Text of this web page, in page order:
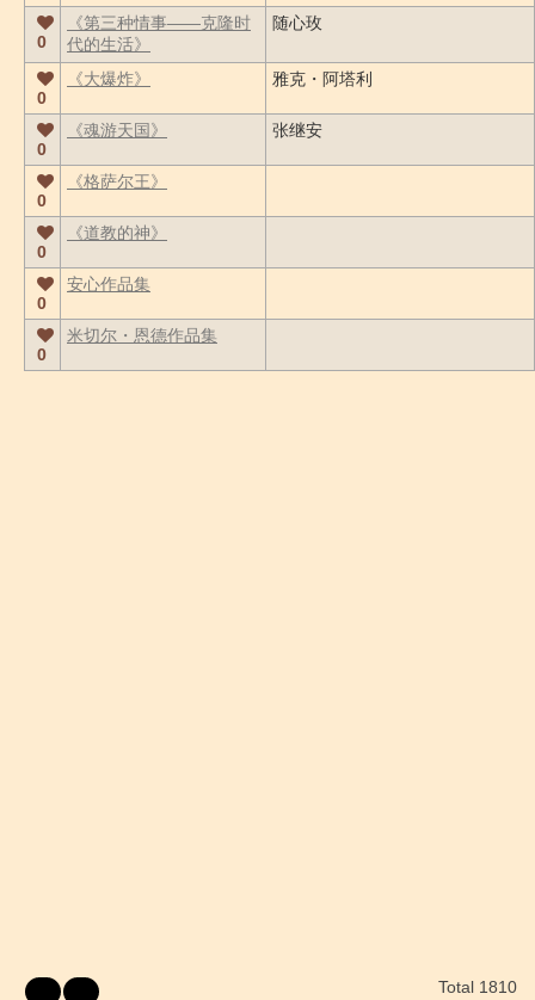
0
《第三种情事――克隆时
代的生活》
随心玫
0
《大爆炸》 雅克・阿塔利
0
《魂游天国》 张继安
0
《格萨尔王》
0
《道教的神》
0
安心作品集
0
米切尔・恩德作品集
Total 1810